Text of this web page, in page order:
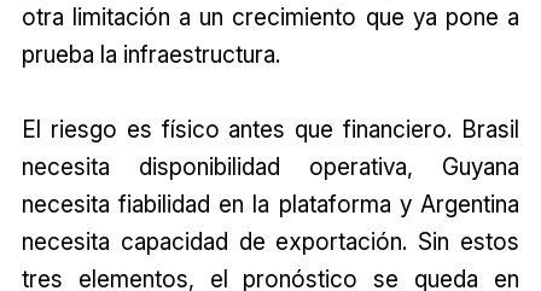
otra limitación a un crecimiento que ya pone a
prueba la infraestructura.
El riesgo es físico antes que financiero. Brasil
necesita disponibilidad operativa, Guyana
necesita fiabilidad en la plataforma y Argentina
necesita capacidad de exportación. Sin estos
tres elementos, el pronóstico se queda en